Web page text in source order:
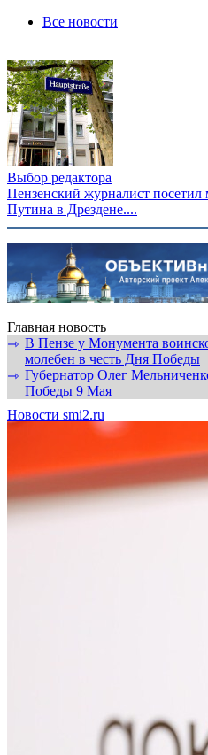
Все новости
Выбор редактора
Пензенский журналист
Путина в Дрездене....
Главная новость
⇾ В Пензе у Монумента
молебен в честь Дня Победы
⇾ Губернатор Олег
Победы 9 Мая
Новости smi2.ru